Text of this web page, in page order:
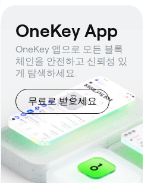
OneKey App
OneKey 앱으로 모든 블록
체인을 안전하고 신뢰성 있
게 탐색하세요.
무료로 받으세요